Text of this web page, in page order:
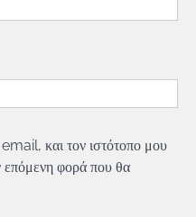
και τον ιστότοπο μου
επόμενη φορά που θα